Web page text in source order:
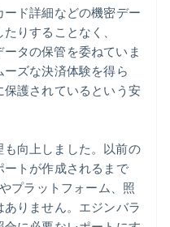
ド詳細などの機密デー
りすることなく、
タの保管を委ねていま
ズな決済体験を得ら
護されているという安
向上しました。以前の
トが作成されるまで
プラットフォーム、照
りません。エジンバラ